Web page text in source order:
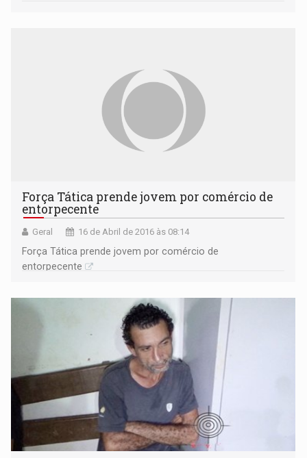
Força Tática prende jovem por comércio de
entorpecente
Geral 16 de Abril de 2016 às 08:14
Força Tática prende jovem por comércio de
entorpecente